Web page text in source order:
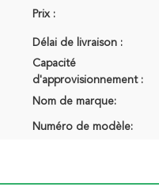
Prix :
Délai de livraison :
Capacité
d'approvisionnement :
Nom de marque:
Numéro de modèle: